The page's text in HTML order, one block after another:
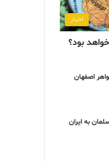
اخبار
بود؟
اصفهان
به ایران